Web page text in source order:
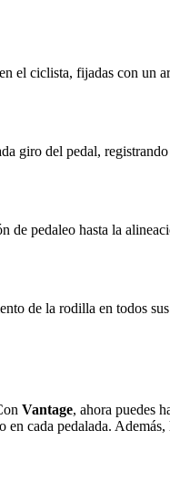
el ciclista, fijadas con un
giro del pedal,
de pedaleo hasta la
de la rodilla en todos
Vantage, ahora puedes
cada pedalada. Además,